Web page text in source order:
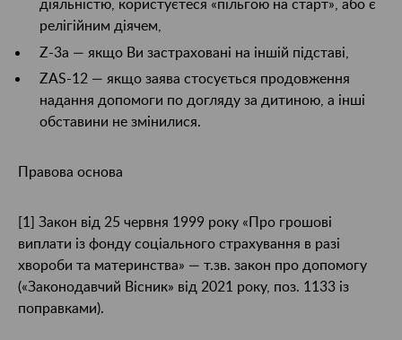
релігійним діячем,
Z-3a — якщо Ви застраховані на іншій підставі,
ZAS-12 — якщо заява стосується продовження
надання допомоги по догляду за дитиною, а інші
обставини не змінилися.
Правова основа
[1] Закон від 25 червня 1999 року «Про грошові
виплати із фонду соціального страхування в разі
хвороби та материнства» — т.зв. закон про допомогу
(«Законодавчий Вісник» від 2021 року, поз. 1133 із
поправками).